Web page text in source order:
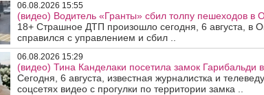
06.08.2026 15:55
(видео) Водитель «Гранты» сбил толпу пешеходов в
18+ Страшное ДТП произошло сегодня, 6 августа, в
справился с управлением и сбил ..
06.08.2026 15:29
(видео) Тина Канделаки посетила замок Гарибальди в
Сегодня, 6 августа, известная журналистка и
соцсетях видео с прогулки по территории замка ..